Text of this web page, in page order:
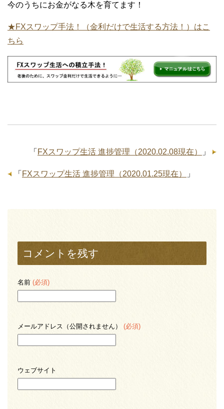
今のうちにお金がなる木を育てます！
★FXスワップ手法！（金利だけで生活する方法！）はこ
ちら
「 FXスワップ生活 進捗管理（2020.02.08現在） 」
「 FXスワップ生活 進捗管理（2020.01.25現在） 」
コメントを残す
名前 (必須)
メールアドレス（公開されません） (必須)
ウェブサイト